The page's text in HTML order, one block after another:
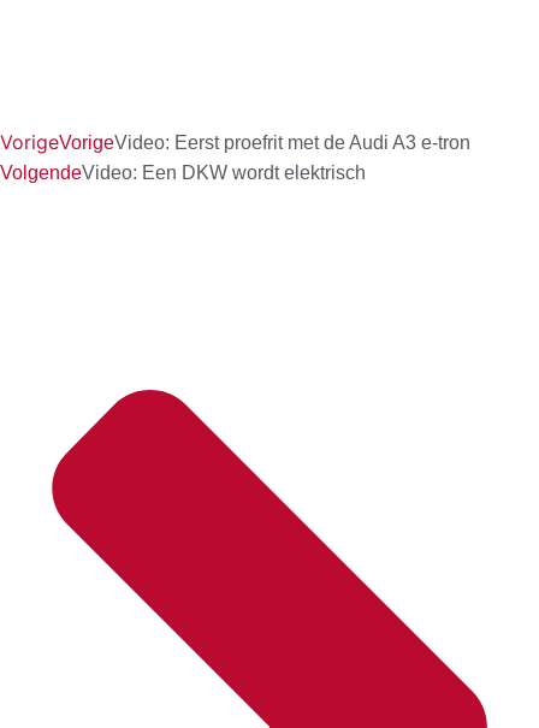
VorigeVorigeVideo: Eerst proefrit met de Audi A3 e-tron
VolgendeVideo: Een DKW wordt elektrisch